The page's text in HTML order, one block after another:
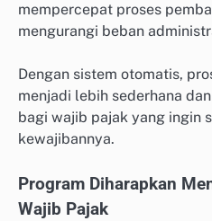
mempercepat proses
mengurangi beban
Dengan sistem otomatis,
menjadi lebih sederhana
bagi wajib pajak yang ingin
kewajibannya.
Program Diharapkan
Wajib Pajak